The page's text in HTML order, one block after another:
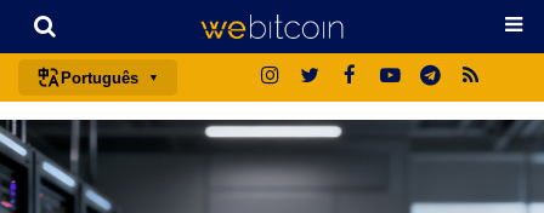
Português
español